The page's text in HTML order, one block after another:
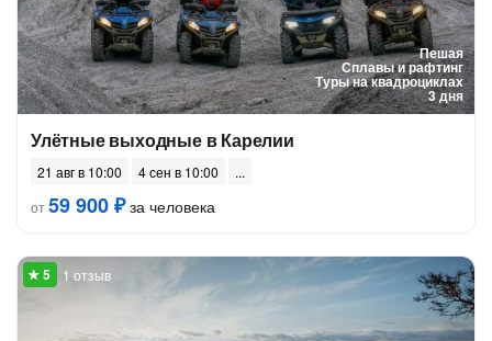
Пешая
Сплавы и рафтинг
Туры на квадроциклах
3 дня
Улётные выходные в Карелии
21 авг в 10:00
4 сен в 10:00
от59 900 ₽за человека
1 отзыв